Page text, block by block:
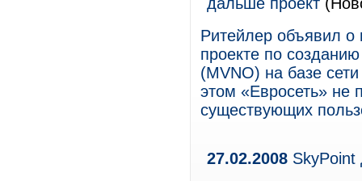
Ритейлер объявил о
проекте по
(MVNO) на базе
этом «Евросеть» не
существующих
27.02.2008 SkyPoint